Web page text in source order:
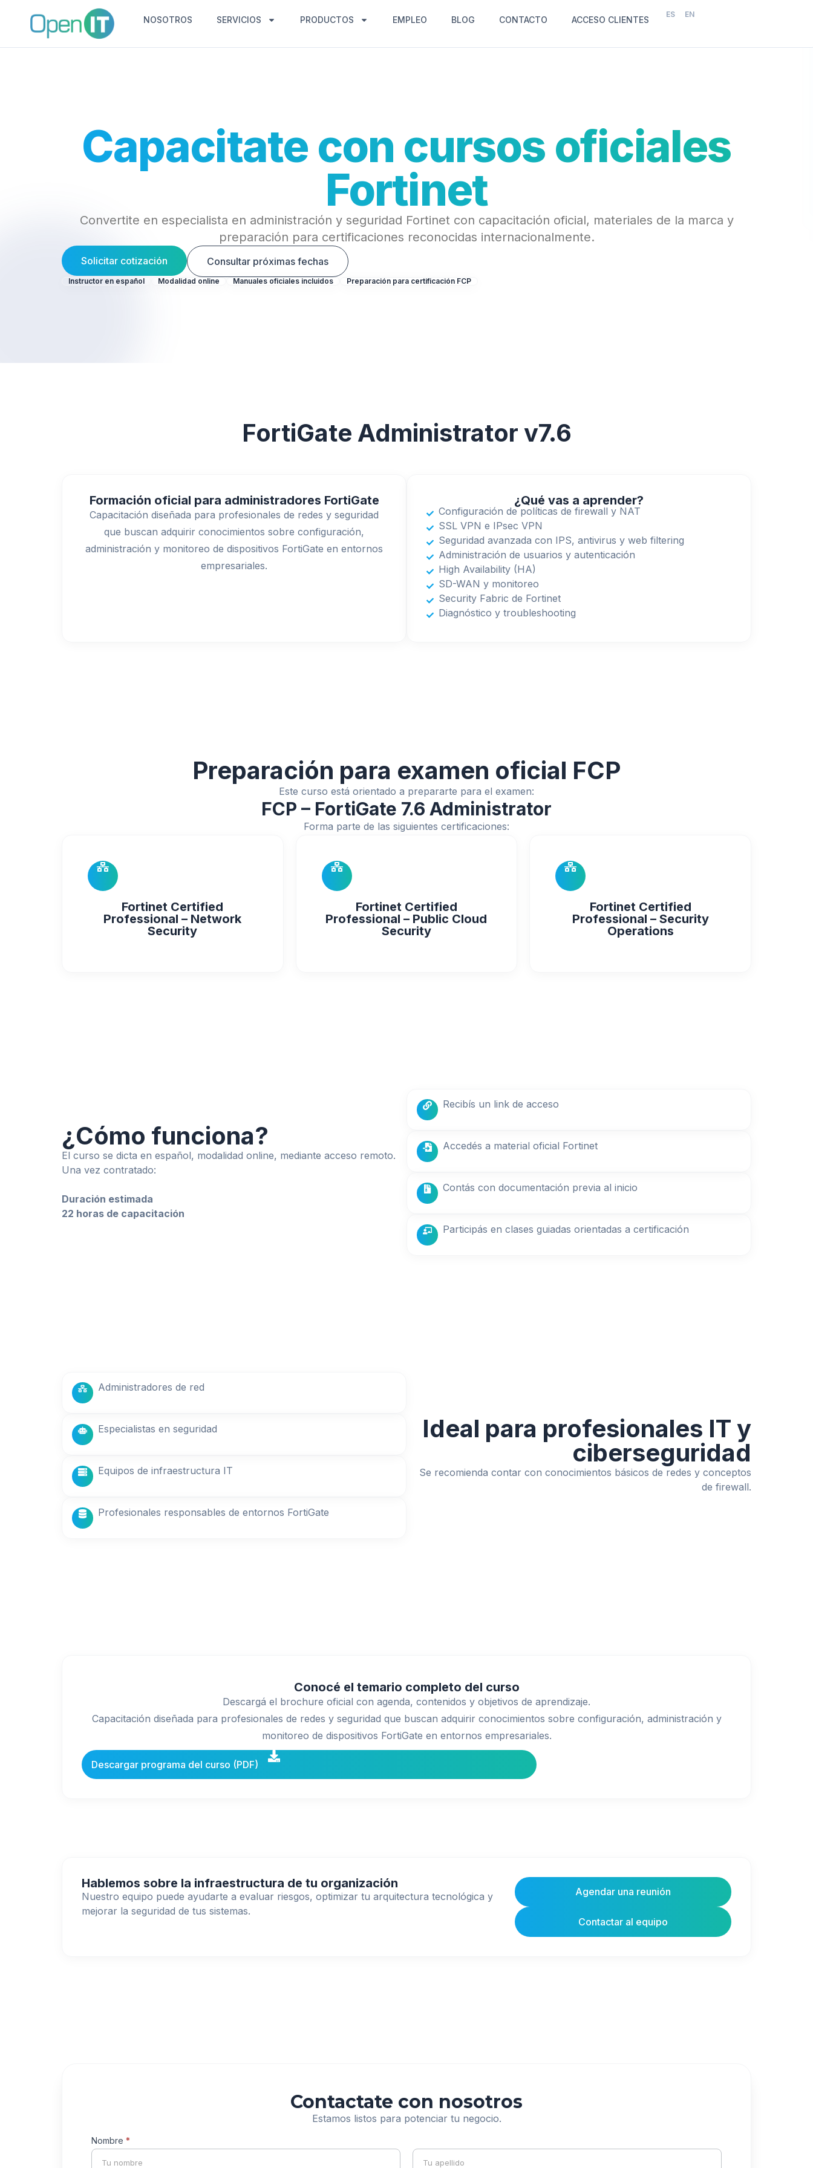
NOSOTROS SERVICIOS PRODUCTOS EMPLEO BLOG CONTACTO ACCESO CLIENTES
ES EN
Capacitate con cursos oficiales
Fortinet
Convertite en especialista en administración y seguridad Fortinet con capacitación oficial, materiales de la marca y
preparación para certificaciones reconocidas internacionalmente.
Solicitar cotización Consultar próximas fechas
Instructor en español Modalidad online Manuales oficiales incluidos Preparación para certificación FCP
FortiGate Administrator v7.6
Formación oficial para administradores FortiGate
Capacitación diseñada para profesionales de redes y seguridad
que buscan adquirir conocimientos sobre configuración,
administración y monitoreo de dispositivos FortiGate en entornos
empresariales.
¿Qué vas a aprender?
Configuración de políticas de firewall y NAT
SSL VPN e IPsec VPN
Seguridad avanzada con IPS, antivirus y web filtering
Administración de usuarios y autenticación
High Availability (HA)
SD-WAN y monitoreo
Security Fabric de Fortinet
Diagnóstico y troubleshooting
Preparación para examen oficial FCP
Este curso está orientado a prepararte para el examen:
FCP – FortiGate 7.6 Administrator
Forma parte de las siguientes certificaciones:
Fortinet Certified
Professional – Network
Security
Fortinet Certified
Professional – Public Cloud
Security
Fortinet Certified
Professional – Security
Operations
¿Cómo funciona?
El curso se dicta en español, modalidad online, mediante acceso remoto.
Una vez contratado:
Duración estimada
22 horas de capacitación
Recibís un link de acceso
Accedés a material oficial Fortinet
Contás con documentación previa al inicio
Participás en clases guiadas orientadas a certificación
Ideal para profesionales IT y
ciberseguridad
Se recomienda contar con conocimientos básicos de redes y conceptos
de firewall.
Administradores de red
Especialistas en seguridad
Equipos de infraestructura IT
Profesionales responsables de entornos FortiGate
Conocé el temario completo del curso
Descargá el brochure oficial con agenda, contenidos y objetivos de aprendizaje.
Capacitación diseñada para profesionales de redes y seguridad que buscan adquirir conocimientos sobre configuración, administración y
monitoreo de dispositivos FortiGate en entornos empresariales.
Descargar programa del curso (PDF)
Hablemos sobre la infraestructura de tu organización
Nuestro equipo puede ayudarte a evaluar riesgos, optimizar tu arquitectura tecnológica y
mejorar la seguridad de tus sistemas.
Agendar una reunión
Contactar al equipo
Contactate con nosotros
Estamos listos para potenciar tu negocio.
Formulario
de
Nombre *
Nombre Nombre